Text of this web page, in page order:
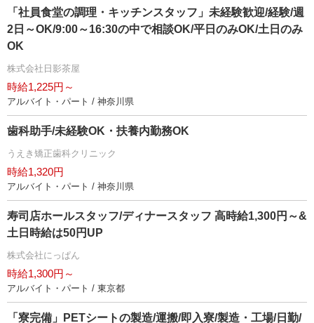
「社員食堂の調理・キッチンスタッフ」未経験歓迎/経験/週
2日～OK/9:00～16:30の中で相談OK/平日のみOK/土日のみ
OK
株式会社日影茶屋
時給1,225円～
アルバイト・パート / 神奈川県
歯科助手/未経験OK・扶養内勤務OK
うえき矯正歯科クリニック
時給1,320円
アルバイト・パート / 神奈川県
寿司店ホールスタッフ/ディナースタッフ 高時給1,300円～&
土日時給は50円UP
株式会社にっぱん
時給1,300円～
アルバイト・パート / 東京都
「寮完備」PETシートの製造/運搬/即入寮/製造・工場/日勤/